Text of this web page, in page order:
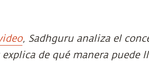
, Sadhguru analiza el
explica de qué manera puede